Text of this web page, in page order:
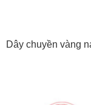
Dây chuyền vàng